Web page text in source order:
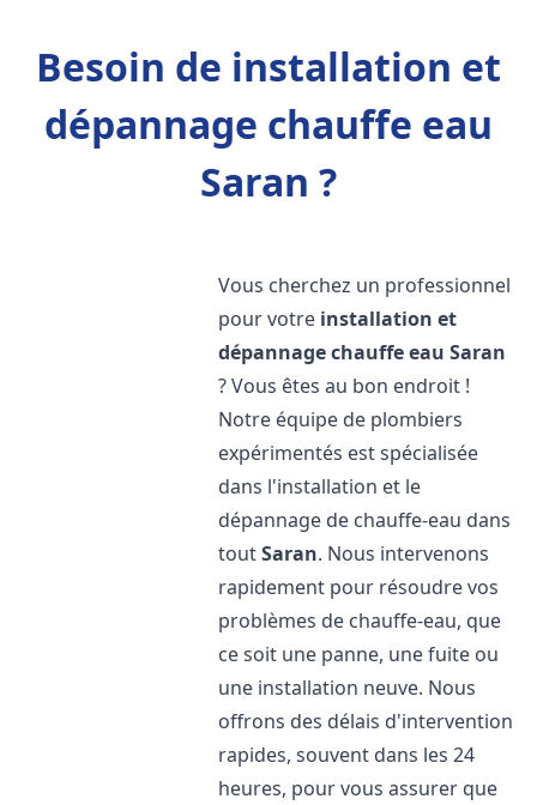
Besoin de installation et
dépannage chauffe eau
Saran ?
Vous cherchez un professionnel
pour votre installation et
dépannage chauffe eau Saran
? Vous êtes au bon endroit !
Notre équipe de plombiers
expérimentés est spécialisée
dans l'installation et le
dépannage de chauffe-eau dans
toutSaran. Nous intervenons
rapidement pour résoudre vos
problèmes de chauffe-eau, que
ce soit une panne, une fuite ou
une installation neuve. Nous
offrons des délais d'intervention
rapides, souvent dans les 24
heures, pour vous assurer que